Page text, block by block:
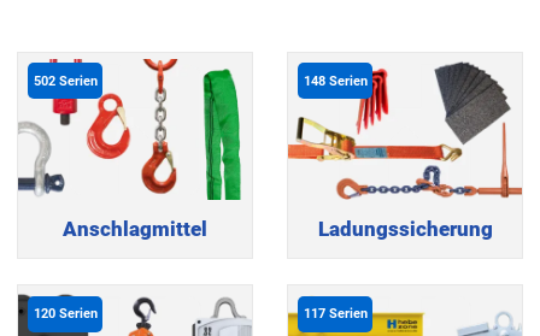
502 Serien
Anschlagmittel
148 Serien
Ladungssicherung
120 Serien 117 Serien